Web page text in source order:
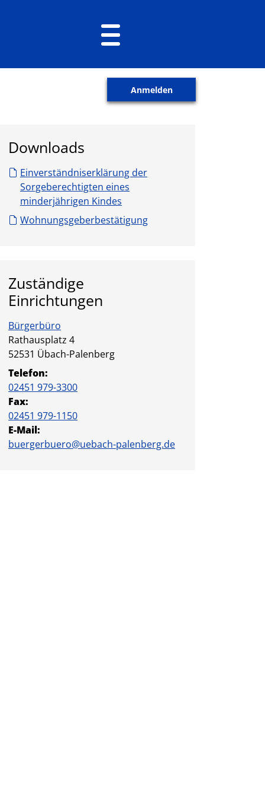
Anmelden
Downloads
Einverständniserklärung der
Sorgeberechtigten eines
minderjährigen Kindes
Wohnungsgeberbestätigung
Zuständige
Einrichtungen
Bürgerbüro
Straße:
Rathausplatz Hausnummer:
4
PLZ:
52531 Ort:
Übach-Palenberg
Telefon:
02451 979-3300
Fax:
02451 979-1150
E-Mail:
buergerbuero@uebach-palenberg.de